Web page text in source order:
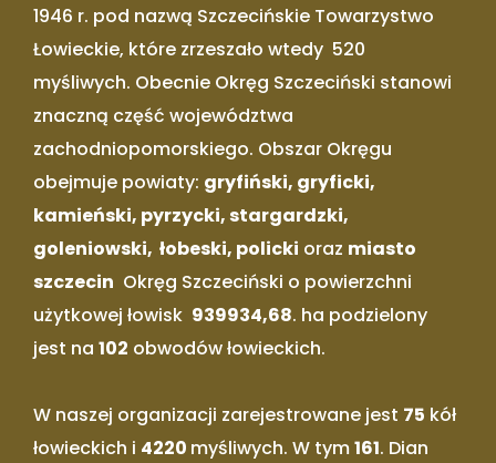
1946 r. pod nazwą ­Szczecińskie Towarzystwo
Łowieckie, które zrzeszało wtedy 520
myśliwych. Obecnie Okręg Szczeciński stanowi
znaczną część województwa
zachodniopomorskiego. Obszar Okręgu
obejmuje powiaty: gryfiński, gryficki,
kamieński, pyrzycki, stargardzki,
goleniowski, łobeski, policki oraz miasto
szczecin Okręg Szczeciński o powierzchni
użytkowej łowisk 939934,68. ha podzielony
jest na 102 obwodów łowieckich.
W naszej organizacji zarejestrowane jest 75 kół
łowieckich i 4220 myśliwych. W tym161. Dian